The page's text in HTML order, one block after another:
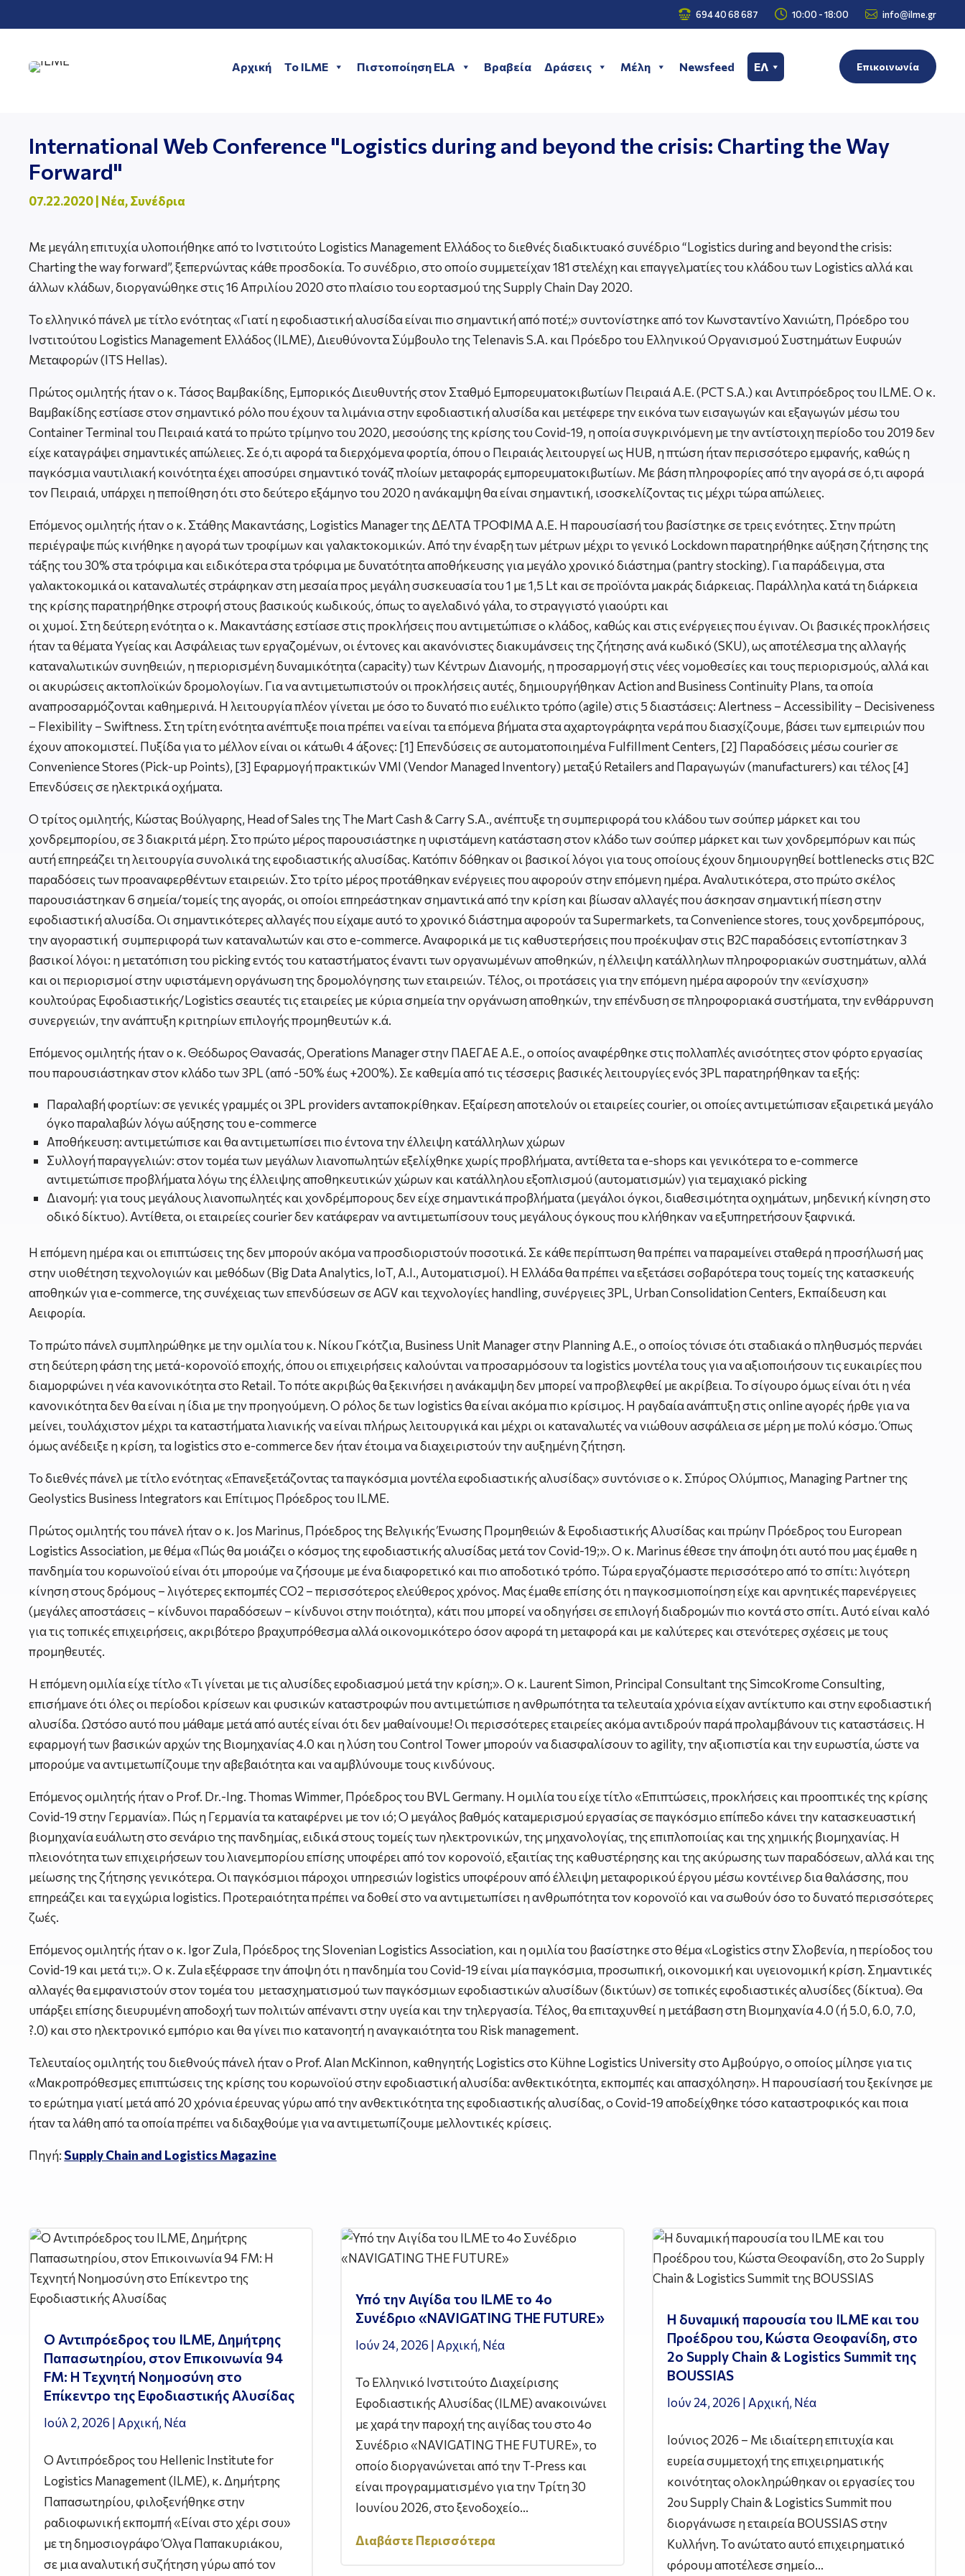
 694 40 68 687  10:00 - 18:00  info@ilme.gr
Αρχική To ILME Πιστοποίηση ELA Βραβεία Δράσεις Μέλη Newsfeed ΕΛ Επικοινωνία
International Web Conference "Logistics during and beyond the crisis: Charting the Way
Forward"
07.22.2020 Νέα,Συνέδρια
Με μεγάλη επιτυχία υλοποιήθηκε από το Ινστιτούτο Logistics Management Ελλάδος το διεθνές διαδικτυακό συνέδριο “Logistics during and beyond the crisis:
Charting the way forward”, ξεπερνώντας κάθε προσδοκία. Το συνέδριο, στο οποίο συμμετείχαν 181 στελέχη και επαγγελματίες του κλάδου των Logistics αλλά και
άλλων κλάδων, διοργανώθηκε στις 16 Απριλίου 2020 στο πλαίσιο του εορτασμού της Supply Chain Day 2020.
Το ελληνικό πάνελ με τίτλο ενότητας «Γιατί η εφοδιαστική αλυσίδα είναι πιο σημαντική από ποτέ;» συντονίστηκε από τον Κωνσταντίνο Χανιώτη, Πρόεδρο του
Ινστιτούτου Logistics Management Ελλάδος (ILME), Διευθύνοντα Σύμβουλο της Telenavis S.A. και Πρόεδρο του Ελληνικού Οργανισμού Συστημάτων Ευφυών
Μεταφορών (ITS Hellas).
Πρώτος ομιλητής ήταν ο κ. Τάσος Βαμβακίδης, Εμπορικός Διευθυντής στον Σταθμό Εμπορευματοκιβωτίων Πειραιά Α.Ε. (PCT S.A.) και Αντιπρόεδρος του ILME. Ο κ.
Βαμβακίδης εστίασε στον σημαντικό ρόλο που έχουν τα λιμάνια στην εφοδιαστική αλυσίδα και μετέφερε την εικόνα των εισαγωγών και εξαγωγών μέσω του
Container Terminal του Πειραιά κατά το πρώτο τρίμηνο του 2020, μεσούσης της κρίσης του Covid-19, η οποία συγκρινόμενη με την αντίστοιχη περίοδο του 2019 δεν
είχε καταγράψει σημαντικές απώλειες. Σε ό,τι αφορά τα διερχόμενα φορτία, όπου ο Πειραιάς λειτουργεί ως HUB, η πτώση ήταν περισσότερο εμφανής, καθώς η
παγκόσμια ναυτιλιακή κοινότητα έχει αποσύρει σημαντικό τονάζ πλοίων μεταφοράς εμπορευματοκιβωτίων. Με βάση πληροφορίες από την αγορά σε ό,τι αφορά
τον Πειραιά, υπάρχει η πεποίθηση ότι στο δεύτερο εξάμηνο του 2020 η ανάκαμψη θα είναι σημαντική, ισοσκελίζοντας τις μέχρι τώρα απώλειες.
Επόμενος ομιλητής ήταν ο κ. Στάθης Μακαντάσης, Logistics Manager της ΔΕΛΤΑ ΤΡΟΦΙΜΑ Α.Ε. Η παρουσίασή του βασίστηκε σε τρεις ενότητες. Στην πρώτη
περιέγραψε πώς κινήθηκε η αγορά των τροφίμων και γαλακτοκομικών. Από την έναρξη των μέτρων μέχρι το γενικό Lockdown παρατηρήθηκε αύξηση ζήτησης της
τάξης του 30% στα τρόφιμα και ειδικότερα στα τρόφιμα με δυνατότητα αποθήκευσης για μεγάλο χρονικό διάστημα (pantry stocking). Για παράδειγμα, στα
γαλακτοκομικά οι καταναλωτές στράφηκαν στη μεσαία προς μεγάλη συσκευασία του 1 με 1,5 Lt και σε προϊόντα μακράς διάρκειας. Παράλληλα κατά τη διάρκεια
της κρίσης παρατηρήθηκε στροφή στους βασικούς κωδικούς, όπως το αγελαδινό γάλα, το στραγγιστό γιαούρτι και
οι χυμοί. Στη δεύτερη ενότητα ο κ. Μακαντάσης εστίασε στις προκλήσεις που αντιμετώπισε ο κλάδος, καθώς και στις ενέργειες που έγιναν. Οι βασικές προκλήσεις
ήταν τα θέματα Υγείας και Ασφάλειας των εργαζομένων, οι έντονες και ακανόνιστες διακυμάνσεις της ζήτησης ανά κωδικό (SKU), ως αποτέλεσμα της αλλαγής
καταναλωτικών συνηθειών, η περιορισμένη δυναμικότητα (capacity) των Κέντρων Διανομής, η προσαρμογή στις νέες νομοθεσίες και τους περιορισμούς, αλλά και
οι ακυρώσεις ακτοπλοϊκών δρομολογίων. Για να αντιμετωπιστούν οι προκλήσεις αυτές, δημιουργήθηκαν Action and Business Continuity Plans, τα οποία
αναπροσαρμόζονται καθημερινά. Η λειτουργία πλέον γίνεται με όσο το δυνατό πιο ευέλικτο τρόπο (agile) στις 5 διαστάσεις: Alertness – Accessibility – Decisiveness
– Flexibility – Swiftness. Στη τρίτη ενότητα ανέπτυξε ποια πρέπει να είναι τα επόμενα βήματα στα αχαρτογράφητα νερά που διασχίζουμε, βάσει των εμπειριών που
έχουν αποκομιστεί. Πυξίδα για το μέλλον είναι οι κάτωθι 4 άξονες: [1] Επενδύσεις σε αυτοματοποιημένα Fulfillment Centers, [2] Παραδόσεις μέσω courier σε
Convenience Stores (Pick-up Points), [3] Εφαρμογή πρακτικών VMI (Vendor Managed Inventory) μεταξύ Retailers and Παραγωγών (manufacturers) και τέλος [4]
Επενδύσεις σε ηλεκτρικά οχήματα.
Ο τρίτος ομιλητής, Κώστας Βούλγαρης, Head of Sales της The Mart Cash & Carry S.A., ανέπτυξε τη συμπεριφορά του κλάδου των σούπερ μάρκετ και του
χονδρεμπορίου, σε 3 διακριτά μέρη. Στο πρώτο μέρος παρουσιάστηκε η υφιστάμενη κατάσταση στον κλάδο των σούπερ μάρκετ και των χονδρεμπόρων και πώς
αυτή επηρεάζει τη λειτουργία συνολικά της εφοδιαστικής αλυσίδας. Κατόπιν δόθηκαν οι βασικοί λόγοι για τους οποίους έχουν δημιουργηθεί bottlenecks στις B2C
παραδόσεις των προαναφερθέντων εταιρειών. Στο τρίτο μέρος προτάθηκαν ενέργειες που αφορούν στην επόμενη ημέρα. Αναλυτικότερα, στο πρώτο σκέλος
παρουσιάστηκαν 6 σημεία/τομείς της αγοράς, οι οποίοι επηρεάστηκαν σημαντικά από την κρίση και βίωσαν αλλαγές που άσκησαν σημαντική πίεση στην
εφοδιαστική αλυσίδα. Οι σημαντικότερες αλλαγές που είχαμε αυτό το χρονικό διάστημα αφορούν τα Supermarkets, τα Convenience stores, τους χονδρεμπόρους,
την αγοραστική συμπεριφορά των καταναλωτών και στο e-commerce. Αναφορικά με τις καθυστερήσεις που προέκυψαν στις B2C παραδόσεις εντοπίστηκαν 3
βασικοί λόγοι: η μετατόπιση του picking εντός του καταστήματος έναντι των οργανωμένων αποθηκών, η έλλειψη κατάλληλων πληροφοριακών συστημάτων, αλλά
και οι περιορισμοί στην υφιστάμενη οργάνωση της δρομολόγησης των εταιρειών. Τέλος, οι προτάσεις για την επόμενη ημέρα αφορούν την «ενίσχυση»
κουλτούρας Εφοδιαστικής/Logistics σεαυτές τις εταιρείες με κύρια σημεία την οργάνωση αποθηκών, την επένδυση σε πληροφοριακά συστήματα, την ενθάρρυνση
συνεργειών, την ανάπτυξη κριτηρίων επιλογής προμηθευτών κ.ά.
Επόμενος ομιλητής ήταν ο κ. Θεόδωρος Θανασάς, Operations Manager στην ΠΑΕΓΑΕ Α.Ε., ο οποίος αναφέρθηκε στις πολλαπλές ανισότητες στον φόρτο εργασίας
που παρουσιάστηκαν στον κλάδο των 3PL (από -50% έως +200%). Σε καθεμία από τις τέσσερις βασικές λειτουργίες ενός 3PL παρατηρήθηκαν τα εξής:
Παραλαβή φορτίων: σε γενικές γραμμές οι 3PL providers ανταποκρίθηκαν. Εξαίρεση αποτελούν οι εταιρείες courier, οι οποίες αντιμετώπισαν εξαιρετικά μεγάλο
όγκο παραλαβών λόγω αύξησης του e-commerce
Αποθήκευση: αντιμετώπισε και θα αντιμετωπίσει πιο έντονα την έλλειψη κατάλληλων χώρων
Συλλογή παραγγελιών: στον τομέα των μεγάλων λιανοπωλητών εξελίχθηκε χωρίς προβλήματα, αντίθετα τα e-shops και γενικότερα το e-commerce
αντιμετώπισε προβλήματα λόγω της έλλειψης αποθηκευτικών χώρων και κατάλληλου εξοπλισμού (αυτοματισμών) για τεμαχιακό picking
Διανομή: για τους μεγάλους λιανοπωλητές και χονδρέμπορους δεν είχε σημαντικά προβλήματα (μεγάλοι όγκοι, διαθεσιμότητα οχημάτων, μηδενική κίνηση στο
οδικό δίκτυο). Αντίθετα, οι εταιρείες courier δεν κατάφεραν να αντιμετωπίσουν τους μεγάλους όγκους που κλήθηκαν να εξυπηρετήσουν ξαφνικά.
Η επόμενη ημέρα και οι επιπτώσεις της δεν μπορούν ακόμα να προσδιοριστούν ποσοτικά. Σε κάθε περίπτωση θα πρέπει να παραμείνει σταθερά η προσήλωσή μας
στην υιοθέτηση τεχνολογιών και μεθόδων (Big Data Analytics, IoT, A.I., Αυτοματισμοί). Η Ελλάδα θα πρέπει να εξετάσει σοβαρότερα τους τομείς της κατασκευής
αποθηκών για e-commerce, της συνέχειας των επενδύσεων σε AGV και τεχνολογίες handling, συνέργειες 3PL, Urban Consolidation Centers, Εκπαίδευση και
Αειφορία.
Το πρώτο πάνελ συμπληρώθηκε με την ομιλία του κ. Νίκου Γκότζια, Business Unit Manager στην Planning Α.Ε., ο οποίος τόνισε ότι σταδιακά ο πληθυσμός περνάει
στη δεύτερη φάση της μετά-κορονοϊό εποχής, όπου οι επιχειρήσεις καλούνται να προσαρμόσουν τα logistics μοντέλα τους για να αξιοποιήσουν τις ευκαιρίες που
διαμορφώνει η νέα κανονικότητα στο Retail. Το πότε ακριβώς θα ξεκινήσει η ανάκαμψη δεν μπορεί να προβλεφθεί με ακρίβεια. Το σίγουρο όμως είναι ότι η νέα
κανονικότητα δεν θα είναι η ίδια με την προηγούμενη. Ο ρόλος δε των logistics θα είναι ακόμα πιο κρίσιμος. Η ραγδαία ανάπτυξη στις online αγορές ήρθε για να
μείνει, τουλάχιστον μέχρι τα καταστήματα λιανικής να είναι πλήρως λειτουργικά και μέχρι οι καταναλωτές να νιώθουν ασφάλεια σε μέρη με πολύ κόσμο. Όπως
όμως ανέδειξε η κρίση, τα logistics στο e-commerce δεν ήταν έτοιμα να διαχειριστούν την αυξημένη ζήτηση.
Το διεθνές πάνελ με τίτλο ενότητας «Επανεξετάζοντας τα παγκόσμια μοντέλα εφοδιαστικής αλυσίδας» συντόνισε ο κ. Σπύρος Ολύμπιος, Managing Partner της
Geolystics Business Integrators και Επίτιμος Πρόεδρος του ILME.
Πρώτος ομιλητής του πάνελ ήταν ο κ. Jos Marinus, Πρόεδρος της Βελγικής Ένωσης Προμηθειών & Εφοδιαστικής Αλυσίδας και πρώην Πρόεδρος του European
Logistics Association, με θέμα «Πώς θα μοιάζει ο κόσμος της εφοδιαστικής αλυσίδας μετά τον Covid-19;». Ο κ. Marinus έθεσε την άποψη ότι αυτό που μας έμαθε η
πανδημία του κορωνοϊού είναι ότι μπορούμε να ζήσουμε με ένα διαφορετικό και πιο αποδοτικό τρόπο. Τώρα εργαζόμαστε περισσότερο από το σπίτι: λιγότερη
κίνηση στους δρόμους – λιγότερες εκπομπές CO2 – περισσότερος ελεύθερος χρόνος. Μας έμαθε επίσης ότι η παγκοσμιοποίηση είχε και αρνητικές παρενέργειες
(μεγάλες αποστάσεις – κίνδυνοι παραδόσεων – κίνδυνοι στην ποιότητα), κάτι που μπορεί να οδηγήσει σε επιλογή διαδρομών πιο κοντά στο σπίτι. Αυτό είναι καλό
για τις τοπικές επιχειρήσεις, ακριβότερο βραχυπρόθεσμα αλλά οικονομικότερο όσον αφορά τη μεταφορά και με καλύτερες και στενότερες σχέσεις με τους
προμηθευτές.
Η επόμενη ομιλία είχε τίτλο «Τι γίνεται με τις αλυσίδες εφοδιασμού μετά την κρίση;». Ο κ. Laurent Simon, Principal Consultant της SimcoKrome Consulting,
επισήμανε ότι όλες οι περίοδοι κρίσεων και φυσικών καταστροφών που αντιμετώπισε η ανθρωπότητα τα τελευταία χρόνια είχαν αντίκτυπο και στην εφοδιαστική
αλυσίδα. Ωστόσο αυτό που μάθαμε μετά από αυτές είναι ότι δεν μαθαίνουμε! Οι περισσότερες εταιρείες ακόμα αντιδρούν παρά προλαμβάνουν τις καταστάσεις. Η
εφαρμογή των βασικών αρχών της Βιομηχανίας 4.0 και η λύση του Control Tower μπορούν να διασφαλίσουν τo agility, την αξιοπιστία και την ευρωστία, ώστε να
μπορούμε να αντιμετωπίζουμε την αβεβαιότητα και να αμβλύνουμε τους κινδύνους.
Επόμενος ομιλητής ήταν ο Prof. Dr.-Ing. Thomas Wimmer, Πρόεδρος του BVL Germany. Η ομιλία του είχε τίτλο «Επιπτώσεις, προκλήσεις και προοπτικές της κρίσης
Covid-19 στην Γερμανία». Πώς η Γερμανία τα καταφέρνει με τον ιό; Ο μεγάλος βαθμός καταμερισμού εργασίας σε παγκόσμιο επίπεδο κάνει την κατασκευαστική
βιομηχανία ευάλωτη στο σενάριο της πανδημίας, ειδικά στους τομείς των ηλεκτρονικών, της μηχανολογίας, της επιπλοποιίας και της χημικής βιομηχανίας. Η
πλειονότητα των επιχειρήσεων του λιανεμπορίου επίσης υποφέρει από τον κορονοϊό, εξαιτίας της καθυστέρησης και της ακύρωσης των παραδόσεων, αλλά και της
μείωσης της ζήτησης γενικότερα. Οι παγκόσμιοι πάροχοι υπηρεσιών logistics υποφέρουν από έλλειψη μεταφορικού έργου μέσω κοντέινερ δια θαλάσσης, που
επηρεάζει και τα εγχώρια logistics. Προτεραιότητα πρέπει να δοθεί στο να αντιμετωπίσει η ανθρωπότητα τον κορονοϊό και να σωθούν όσο το δυνατό περισσότερες
ζωές.
Επόμενος ομιλητής ήταν ο κ. Igor Zula, Πρόεδρος της Slovenian Logistics Association, και η ομιλία του βασίστηκε στο θέμα «Logistics στην Σλοβενία, η περίοδος του
Covid-19 και μετά τι;». Ο κ. Zula εξέφρασε την άποψη ότι η πανδημία του Covid-19 είναι μία παγκόσμια, προσωπική, οικονομική και υγειονομική κρίση. Σημαντικές
αλλαγές θα εμφανιστούν στον τομέα του μετασχηματισμού των παγκόσμιων εφοδιαστικών αλυσίδων (δικτύων) σε τοπικές εφοδιαστικές αλυσίδες (δίκτυα). Θα
υπάρξει επίσης διευρυμένη αποδοχή των πολιτών απέναντι στην υγεία και την τηλεργασία. Τέλος, θα επιταχυνθεί η μετάβαση στη Βιομηχανία 4.0 (ή 5.0, 6.0, 7.0,
?.0) και στο ηλεκτρονικό εμπόριο και θα γίνει πιο κατανοητή η αναγκαιότητα του Risk management.
Τελευταίος ομιλητής του διεθνούς πάνελ ήταν ο Prof. Alan McKinnon, καθηγητής Logistics στο Kϋhne Logistics University στο Αμβούργο, ο οποίος μίλησε για τις
«Μακροπρόθεσμες επιπτώσεις της κρίσης του κορωνοϊού στην εφοδιαστική αλυσίδα: ανθεκτικότητα, εκπομπές και απασχόληση». Η παρουσίασή του ξεκίνησε με
το ερώτημα γιατί μετά από 20 χρόνια έρευνας γύρω από την ανθεκτικότητα της εφοδιαστικής αλυσίδας, ο Covid-19 αποδείχθηκε τόσο καταστροφικός και ποια
ήταν τα λάθη από τα οποία πρέπει να διδαχθούμε για να αντιμετωπίζουμε μελλοντικές κρίσεις.
Πηγή: Supply Chain and Logistics Magazine
Ο Αντιπρόεδρος του ILME, Δημήτρης
Παπασωτηρίου, στον Επικοινωνία 94
FM: Η Τεχνητή Νοημοσύνη στο
Επίκεντρο της Εφοδιαστικής Αλυσίδας
Ιούλ 2, 2026 | Αρχική, Νέα
Ο Αντιπρόεδρος του Hellenic Institute for
Logistics Management (ILME), κ. Δημήτρης
Παπασωτηρίου, φιλοξενήθηκε στην
ραδιοφωνική εκπομπή «Είναι στο χέρι σου»
με τη δημοσιογράφο Όλγα Παπακυριάκου,
σε μια αναλυτική συζήτηση γύρω από τον
Υπό την Αιγίδα του ILME το 4ο
Συνέδριο «NAVIGATING THE FUTURE»
Ιούν 24, 2026 | Αρχική, Νέα
Το Ελληνικό Ινστιτούτο Διαχείρισης
Εφοδιαστικής Αλυσίδας (ILME) ανακοινώνει
με χαρά την παροχή της αιγίδας του στο 4ο
Συνέδριο «NAVIGATING THE FUTURE», το
οποίο διοργανώνεται από την T-Press και
είναι προγραμματισμένο για την Τρίτη 30
Ιουνίου 2026, στο ξενοδοχείο...
Διαβάστε Περισσότερα
Η δυναμική παρουσία του ILME και του
Προέδρου του, Κώστα Θεοφανίδη, στο
2ο Supply Chain & Logistics Summit της
BOUSSIAS
Ιούν 24, 2026 | Αρχική, Νέα
Ιούνιος 2026 – Με ιδιαίτερη επιτυχία και
ευρεία συμμετοχή της επιχειρηματικής
κοινότητας ολοκληρώθηκαν οι εργασίες του
2ου Supply Chain & Logistics Summit που
διοργάνωσε η εταιρεία BOUSSIAS στην
Κυλλήνη. Το ανώτατο αυτό επιχειρηματικό
φόρουμ αποτέλεσε σημείο...